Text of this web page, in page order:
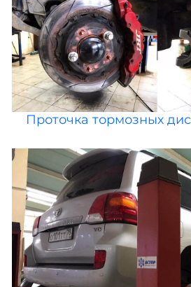
Проточка тормозных